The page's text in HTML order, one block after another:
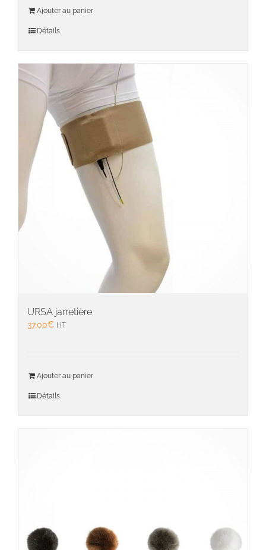
Ajouter au panier
Détails
URSA jarretière
37,00€ HT
Ajouter au panier
Détails